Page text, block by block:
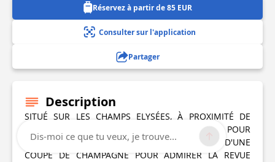
Réservez à partir de 85 EUR
Consulter sur l'application
Partager
Description
SITUÉ SUR LES CHAMPS ELYSÉES, À PROXIMITÉ DE
L'ARC DE TRIOMPHE, LE LIDO DE PARIS EST IDÉAL POUR
PASSER UNE SOIRÉE INOUBLIABLE ! PROFITEZ D'UNE
COUPE DE CHAMPAGNE POUR ADMIRER LA REVUE
Dis-moi ce que tu veux, je trouve...